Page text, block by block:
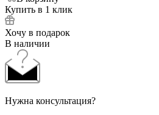
Купить в 1 клик
Хочу в подарок
В наличии
Нужна консультация?